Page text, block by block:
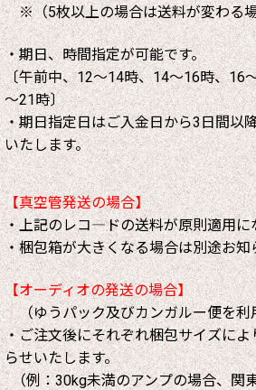
※（5枚以上の場合は送料が変わる場
・期日、時間指定が可能です。
〔午前中、12～14時、14～16時、16
～21時〕
・期日指定日はご入金日から3日間以
いたします。
【真空管発送の場合】
・上記のレコ―ドの送料が原則適用に
・梱包箱が大きくなる場合は別途お知
【オーディオの発送の場合】
（ゆうパック及びカンガルー便を利
・ご注文後にそれぞれ梱包サイズに
らせいたします。
（例：30kg未満のアンプの場合、関